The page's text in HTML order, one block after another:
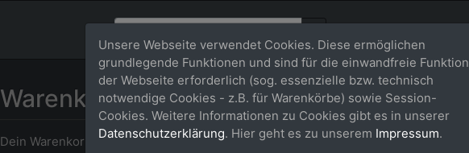
Warenkorb
Dein Warenkorb ist leer.
Unsere Webseite verwendet Cookies. Diese ermöglichen
grundlegende Funktionen und sind für die einwandfreie Funktion
der Webseite erforderlich (sog. essenzielle bzw. technisch
notwendige Cookies - z.B. für Warenkörbe) sowie Session-
Cookies. Weitere Informationen zu Cookies gibt es in unserer
Datenschutzerklärung. Hier geht es zu unserem Impressum.